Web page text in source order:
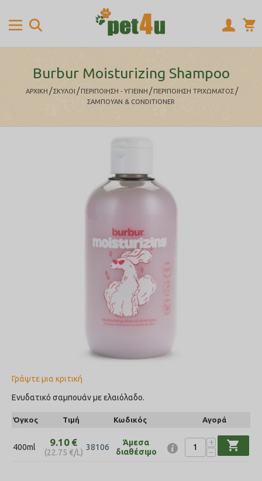
Burbur Moisturizing Shampoo
ΑΡΧΙΚΉ / ΣΚΥΛΟΙ / ΠΕΡΙΠΟΙΗΣΗ - ΥΓΙΕΙΝΗ / ΠΕΡΙΠΟΙΗΣΗ ΤΡΙΧΩΜΑΤΟΣ /
ΣΑΜΠΟΥΑΝ & CONDITIONER
Γράψτε μια κριτική
Ενυδατικό σαμπουάν με ελαιόλαδο.
Όγκος Τιμή Κωδικός Αγορά
400ml 9.10 €
(22.75 €/L)
38106
Άμεσα
διαθέσιμο
+
−
shopping_cart